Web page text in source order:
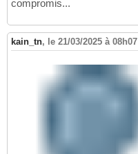
compromis...
kain_tn, le 21/03/2025 à 08h07